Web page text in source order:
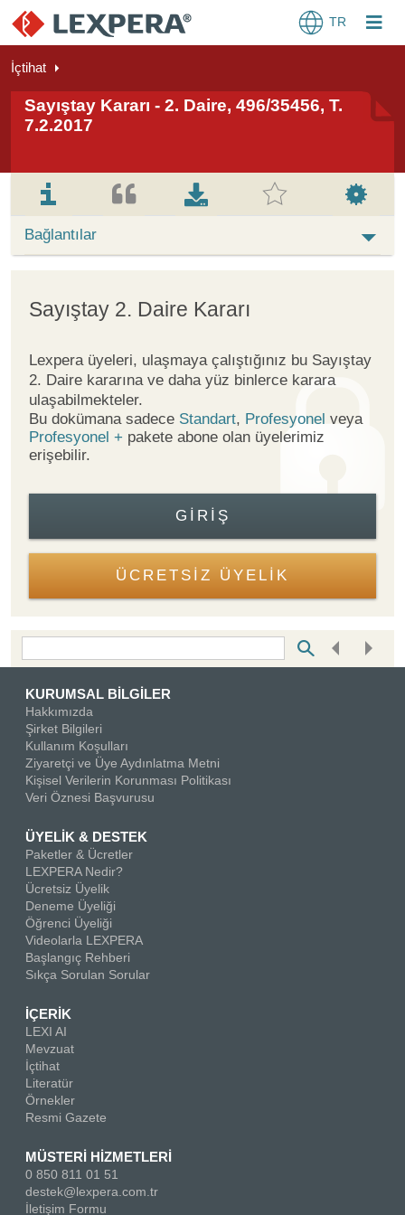
TR
İçtihat
Sayıştay Kararı - 2. Daire, 496/35456, T.
7.2.2017
Bağlantılar
Sayıştay 2. Daire Kararı
Lexpera üyeleri, ulaşmaya çalıştığınız bu Sayıştay
2. Daire kararına ve daha yüz binlerce karara
ulaşabilmekteler.
Bu dokümana sadece Standart, Profesyonel veya
Profesyonel + pakete abone olan üyelerimiz
erişebilir.
GIRIŞ
ÜCRETSİZ ÜYELİK
KURUMSAL BİLGİLER
Hakkımızda
Şirket Bilgileri
Kullanım Koşulları
Ziyaretçi ve Üye Aydınlatma Metni
Kişisel Verilerin Korunması Politikası
Veri Öznesi Başvurusu
ÜYELİK & DESTEK
Paketler & Ücretler
LEXPERA Nedir?
Ücretsiz Üyelik
Deneme Üyeliği
Öğrenci Üyeliği
Videolarla LEXPERA
Başlangıç Rehberi
Sıkça Sorulan Sorular
İÇERİK
LEXI AI
Mevzuat
İçtihat
Literatür
Örnekler
Resmi Gazete
MÜSTERİ HİZMETLERİ
0 850 811 01 51
destek@lexpera.com.tr
İletişim Formu